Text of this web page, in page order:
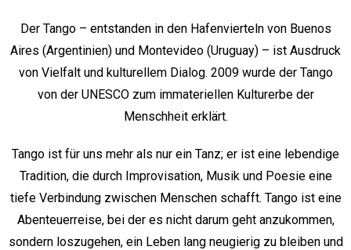
Der Tango – entstanden in den Hafenvierteln von Buenos
Aires (Argentinien) und Montevideo (Uruguay) – ist Ausdruck
von Vielfalt und kulturellem Dialog. 2009 wurde der Tango
von der UNESCO zum immateriellen Kulturerbe der
Menschheit erklärt.
Tango ist für uns mehr als nur ein Tanz; er ist eine lebendige
Tradition, die durch Improvisation, Musik und Poesie eine
tiefe Verbindung zwischen Menschen schafft. Tango ist eine
Abenteuerreise, bei der es nicht darum geht anzukommen,
sondern loszugehen, ein Leben lang neugierig zu bleiben und